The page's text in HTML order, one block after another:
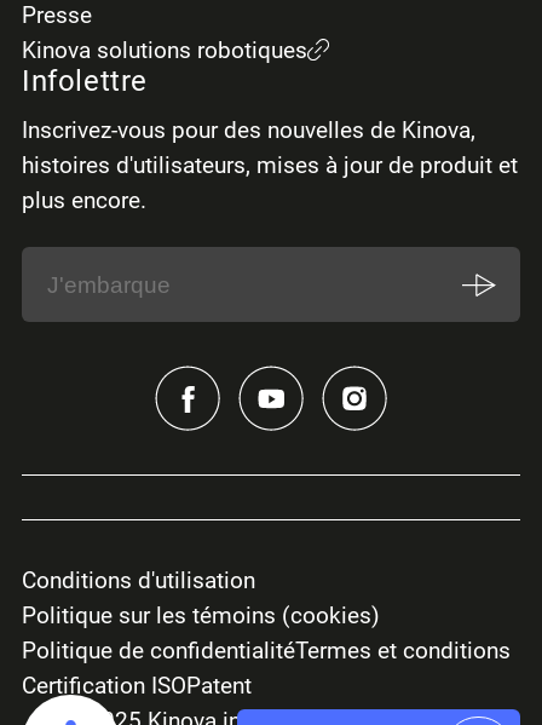
Presse
Kinova solutions robotiques
Infolettre
Inscrivez-vous pour des nouvelles de Kinova,
histoires d'utilisateurs, mises à jour de produit et
plus encore.
Conditions d'utilisation
Politique sur les témoins (cookies)
Politique de confidentialitéTermes et conditions
Certification ISOPatent